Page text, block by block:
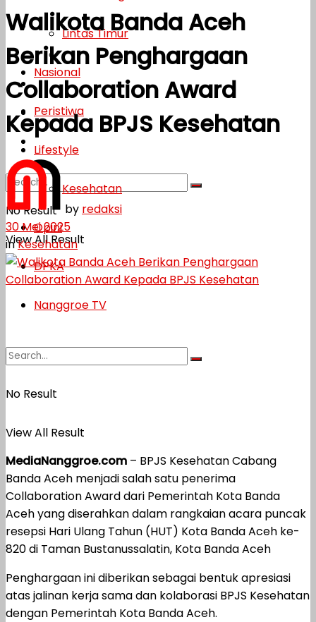
Lifestyle
Kesehatan
Opini
DPKA
Nanggroe TV
No Result
View All Result
Lintas Timur
Nasional
Peristiwa
Lifestyle
Kesehatan
Opini
DPKA
Nanggroe TV
No Result
View All Result
Walikota Banda Aceh
Berikan Penghargaan
Collaboration Award
Kepada BPJS Kesehatan
by redaksi
30 Mei 2025
inKesehatan
MediaNanggroe.com – BPJS Kesehatan Cabang
Banda Aceh menjadi salah satu penerima
Collaboration Award dari Pemerintah Kota Banda
Aceh yang diserahkan dalam rangkaian acara puncak
resepsi Hari Ulang Tahun (HUT) Kota Banda Aceh ke-
820 di Taman Bustanussalatin, Kota Banda Aceh
Penghargaan ini diberikan sebagai bentuk apresiasi
atas jalinan kerja sama dan kolaborasi BPJS Kesehatan
dengan Pemerintah Kota Banda Aceh.